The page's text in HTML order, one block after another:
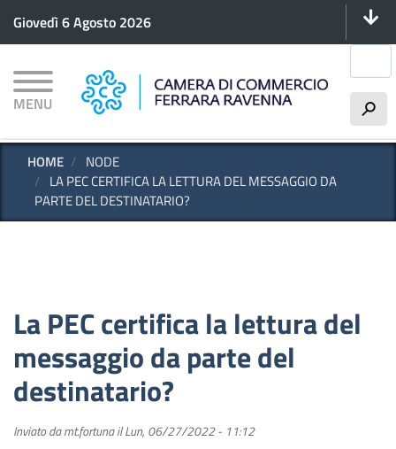
principale
Giovedì 6 Agosto 2026
MENU h
HOME
NODE
LA PEC CERTIFICA LA LETTURA DEL MESSAGGIO DA
PARTE DEL DESTINATARIO?
La PEC certifica la lettura del
messaggio da parte del
destinatario?
Inviato damt.fortunailLun, 06/27/2022 - 11:12